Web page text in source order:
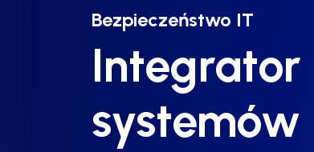
Bezpieczeństwo IT
Integrator
systemów
Bezpieczeństwo IT
Integrator
systemów
Bezpieczeństwo IT
Integrator
systemów